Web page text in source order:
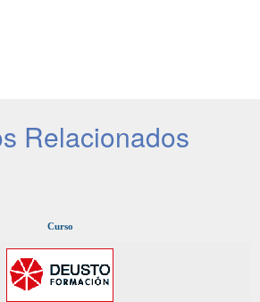
Relacionados
Curso